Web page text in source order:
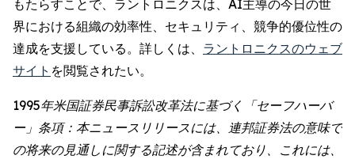
もたらすことで、ラントロニクスは、AI主導の今日の世
界における組織の効率性、セキュリティ、競争的優位性の
達成を支援している。詳しくは、 ラントロニクスのウェブ
サイト を閲覧されたい。
1995年米国証券民事訴訟改革法に基づく「セーフハーバ
ー」条項：本ニュースリリースには、連邦証券法の意味で
の将来の見通しに関する記述が含まれており、これには、